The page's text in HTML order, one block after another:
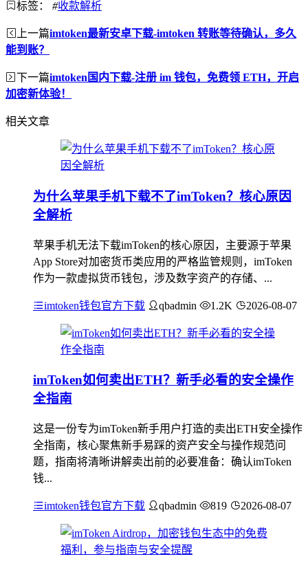
标签： #收款解析
上一篇imtoken最新安卓下载-imtoken 转账等待确认，多久
能到账？
下一篇imtoken国内下载-注册 im 钱包，免费领 ETH，开启
加密新体验！
相关文章
为什么苹果手机下载不了imToken？核心原因
全解析
苹果手机无法下载imToken的核心原因，主要源于苹果
App Store对加密货币类应用的严格监管规则，imToken
作为一款虚拟货币钱包，涉及数字资产的存储、...
imtoken钱包官方下载 qbadmin 1.2K 2026-08-07
imToken如何卖出ETH？新手必看的安全操作
全指南
这是一份专为imToken新手用户打造的卖出ETH安全操作
全指南，核心聚焦新手易踩的资产安全与操作规范问
题，指南将清晰讲解卖出前的必要准备：确认imToken
钱...
imtoken钱包官方下载 qbadmin 819 2026-08-07